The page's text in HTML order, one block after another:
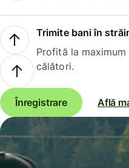
Trimite bani în
Profită la
călători.
Înregistrare Află